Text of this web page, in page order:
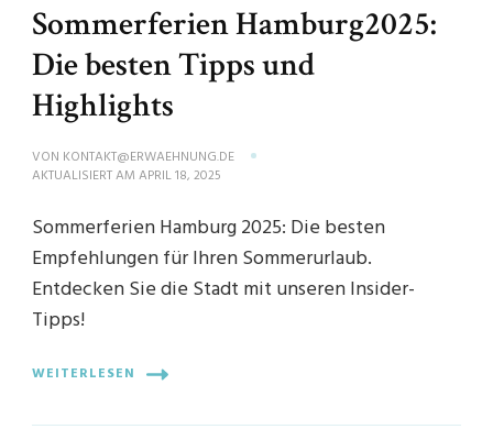
Sommerferien Hamburg2025:
Die besten Tipps und
Highlights
VON KONTAKT@ERWAEHNUNG.DE
AKTUALISIERT AM APRIL 18, 2025
Sommerferien Hamburg 2025: Die besten
Empfehlungen für Ihren Sommerurlaub.
Entdecken Sie die Stadt mit unseren Insider-
Tipps!
WEITERLESEN